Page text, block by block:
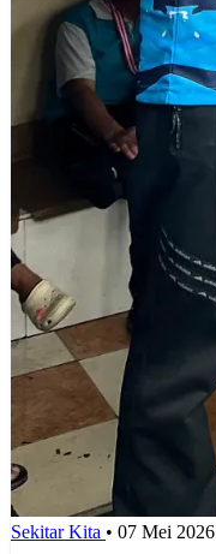
Sekitar Kita • 07 Mei 2026